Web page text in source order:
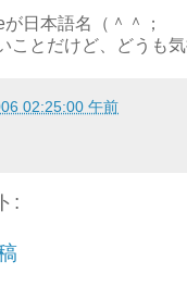
日本語名（＾＾；
ことだけど、どうも気
02:25:00 午前
: